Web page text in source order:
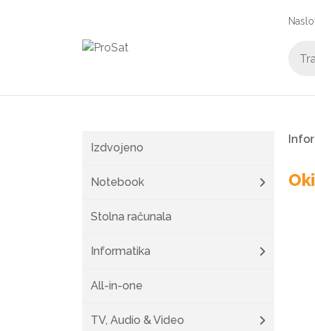
Izdvojeno
Notebook
Stolna računala
Informatika
All-in-one
TV, Audio & Video